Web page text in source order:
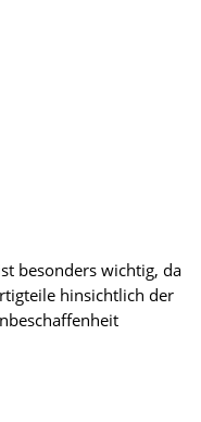
besonders wichtig, da
hinsichtlich der